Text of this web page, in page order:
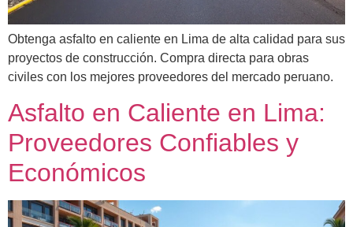
Obtenga asfalto en caliente en Lima de alta calidad para sus
proyectos de construcción. Compra directa para obras
civiles con los mejores proveedores del mercado peruano.
Asfalto en Caliente en Lima:
Proveedores Confiables y
Económicos